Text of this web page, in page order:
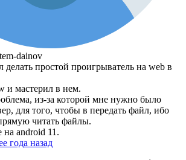
dainov
делать простой проигрыватель на web в
и мастерил в нем.
из-за которой мне нужно было
для того, чтобы в передать файл, ибо
читать файлы.
android 11.
года назад